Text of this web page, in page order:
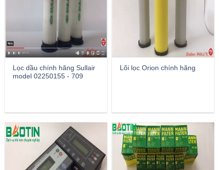
Lọc dầu chính hãng Sullair
model 02250155 - 709
Lõi lọc Orion chính hãng